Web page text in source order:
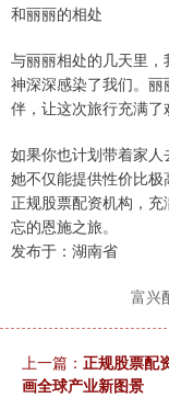
和丽丽的相处
与丽丽相处的几天里
神深深感染了我们。
伴，让这次旅行充满了
如果你也计划带着家人
她不仅能提供性价比
正规股票配资机构，
忘的恩施之旅。
发布于：湖南省
富兴
上一篇： 正规股票配
画全球产业新图景